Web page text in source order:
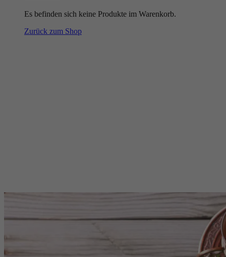
Es befinden sich keine Produkte im Warenkorb.
Zurück zum Shop